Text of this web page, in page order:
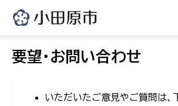
要望・お問い合わせ
いただいたご意見やご質問は、